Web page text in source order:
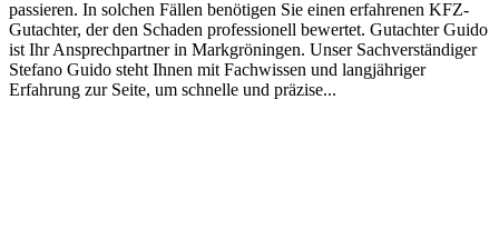
passieren. In solchen Fällen benötigen Sie einen erfahrenen KFZ-
Gutachter, der den Schaden professionell bewertet. Gutachter Guido
ist Ihr Ansprechpartner in Markgröningen. Unser Sachverständiger
Stefano Guido steht Ihnen mit Fachwissen und langjähriger
Erfahrung zur Seite, um schnelle und präzise...